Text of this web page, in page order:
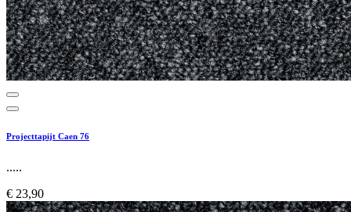
Projecttapijt Caen 76
.....
€ 23,90